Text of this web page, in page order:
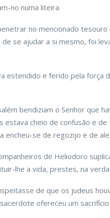
no numa liteira.
no mencionado
se ajudar a si mesmo, foi
estendido e ferido pela força
bendiziam o Senhor que
estava cheio de confusão e
encheu-se de regozijo e de
de Heliodoro
lhe a vida, prestes, na
de que os judeus
ofereceu um